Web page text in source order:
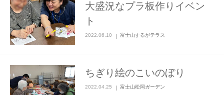
大盛況なプラ板作りイベン
ト
2022.06.10 富士山するがテラス
ちぎり絵のこいのぼり
2022.04.25 富士山松岡ガーデン